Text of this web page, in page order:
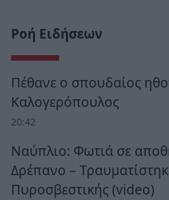
Ροή Ειδήσεων
Πέθανε ο σπουδαίος
Καλογερόπουλος
20:42
Ναύπλιο: Φωτιά σε
Δρέπανο –
Πυροσβεστικής (video)